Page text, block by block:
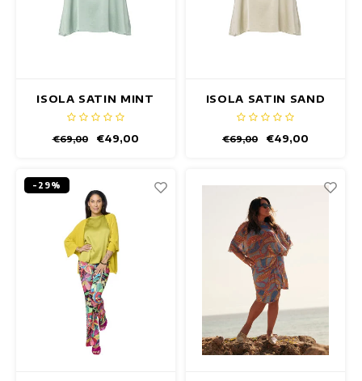
ISOLA SATIN MINT
TOP
€69,00 €49,00
ISOLA SATIN SAND
TOP
€69,00 €49,00
-29%